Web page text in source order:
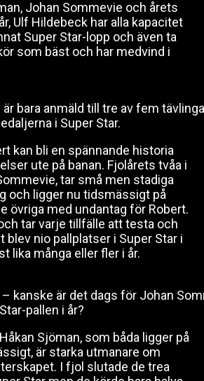
Johan Sommevie och årets
Ulf Hildebeck har alla kapacitet
Super Star-lopp och även ta
som bäst och har medvind i
är bara anmäld till tre av fem
i Super Star.
kan bli en spännande historia
ute på banan. Fjolårets tvåa i
tar små men stadiga
och ligger nu tidsmässigt på
övriga med undantag för Robert.
tar varje tillfälle att testa och
blev nio pallplatser i Super Star i
lika många eller fler i år.
kanske är det dags för Johan
pallen i år?
Sjöman, som båda ligger på
är starka utmanare om
I fjol slutade de trea